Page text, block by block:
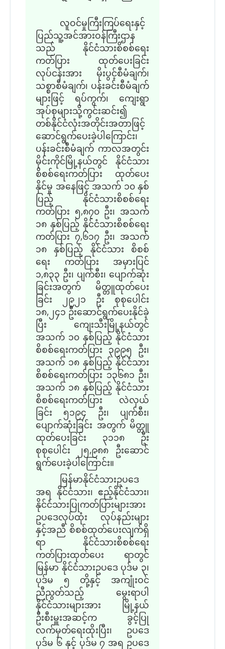
လူဝင်မှုကြီးကြပ်ရေးနှင့်
ပြည်သူ့အင်အားဝန်ကြီးဌာန
သည် နိုင်ငံသားစိစစ်ရေး
ကတ်ပြား ထုတ်ပေးခြင်း
လုပ်ငန်းအား မိုးပွင့်စီမံချက်၊
သစ္စာစီမံချက်၊ ပန်းခင်းစီမံချက်
များဖြင့် ရပ်ကွက်၊ ကျေးရွာ
အုပ်စုများသို့ကွင်းဆင်း၍
တစ်နိုင်ငံလုံးအတိုင်းအတာဖြင့်
ဆောင်ရွက်ပေးခဲ့ပါကြောင်း၊
ပန်းခင်းစီမံချက် ကာလအတွင်း
မိုင်းကိုင်မြို့နယ်တွင် နိုင်ငံသား
စိစစ်ရေးကတ်ပြား ထုတ်ပေး
နိုင်မှု အနေဖြင့် အသက် ၁၀ နှစ်
ပြည့် နိုင်ငံသားစိစစ်ရေး
ကတ်ပြား ၅,၈၇၀ ဦး၊ အသက်
၁၈ နှစ်ပြည့် နိုင်ငံသားစိစစ်ရေး
ကတ်ပြား ၇,၆၁၇ ဦး၊ အသက်
၁၈ နှစ်ပြည့် နိုင်ငံသား စိစစ်
ရေး ကတ်ပြား အမှားပြင်
၁,၈၃၃ ဦး၊ ပျက်စီး၊ ပျောက်ဆုံး
ခြင်းအတွက် မိတ္တူထုတ်ပေး
ခြင်း ၂၉၂၁ ဦး စုစုပေါင်း
၁၈,၂၄၁ ဦးဆောင်ရွက်ပေးနိုင်ခဲ့
ပြီး ကျေးသီးမြို့နယ်တွင်
အသက် ၁၀ နှစ်ပြည့် နိုင်ငံသား
စိစစ်ရေးကတ်ပြား ၃၉၉၅ ဦး၊
အသက် ၁၈ နှစ်ပြည့် နိုင်ငံသား
စိစစ်ရေးကတ်ပြား ၁၃၆၈၁ ဦး၊
အသက် ၁၈ နှစ်ပြည့် နိုင်ငံသား
စိစစ်ရေးကတ်ပြား လဲလှယ်
ခြင်း ၅၁၉၄ ဦး၊ ပျက်စီး၊
ပျောက်ဆုံးခြင်း အတွက် မိတ္တူ
ထုတ်ပေးခြင်း ၃၁၁၈ ဦး
စုစုပေါင်း ၂၅,၉၈၈ ဦးဆောင်
ရွက်ပေးခဲ့ပါကြောင်း။
မြန်မာနိုင်ငံသားဥပဒေ
အရ နိုင်ငံသား၊ ဧည့်နိုင်ငံသား၊
နိုင်ငံသားပြုကတ်ပြားများအား
ဥပဒေလုပ်ထုံး လုပ်နည်းများ
နှင့်အညီ စိစစ်ထုတ်ပေးလျက်ရှိ
ရာ နိုင်ငံသားစိစစ်ရေး
ကတ်ပြားထုတ်ပေး ရာတွင်
မြန်မာ နိုင်ငံသားဥပဒေ ပုဒ်မ ၃၊
ပုဒ်မ ၅ တို့နှင့် အကျုံးဝင်
ညီညွတ်သည့် မွေးရာပါ
နိုင်ငံသားများအား မြို့နယ်
ဦးစီးမှူးအဆင့်က ခွင့်ပြု
လက်မှတ်ရေးထိုးပြီး၊ ဥပဒေ
ပုဒ်မ ၆ နှင့် ပုဒ်မ ၇ အရ ဥပဒေ